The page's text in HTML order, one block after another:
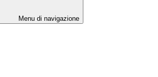
Menu di navigazione